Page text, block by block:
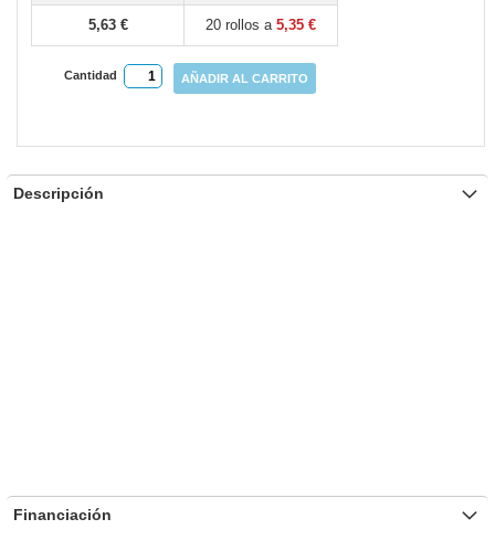
5,63 € 20 rollos a 5,35 €
Cantidad AÑADIR AL CARRITO
Descripción
Financiación